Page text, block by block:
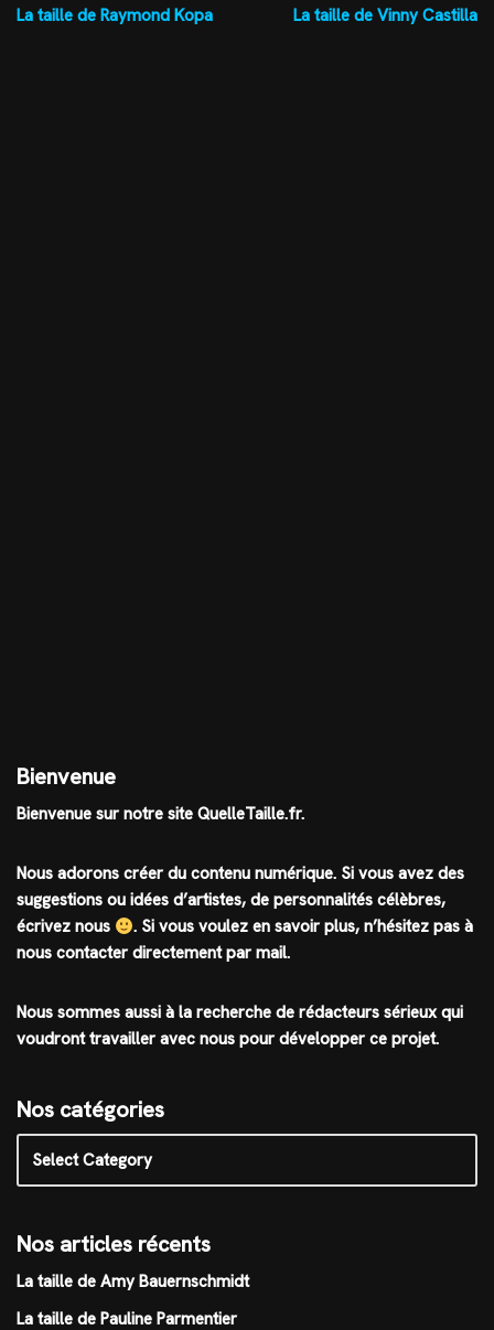
La taille de Raymond Kopa La taille de Vinny Castilla
Bienvenue
Bienvenue sur notre site QuelleTaille.fr.
Nous adorons créer du contenu numérique. Si vous avez des
suggestions ou idées d’artistes, de personnalités célèbres,
écrivez nous
. Si vous voulez en savoir plus, n’hésitez pas à
nous contacter directement par mail.
Nous sommes aussi à la recherche de rédacteurs sérieux qui
voudront travailler avec nous pour développer ce projet.
Nos catégories
Nos articles récents
La taille de Amy Bauernschmidt
La taille de Pauline Parmentier